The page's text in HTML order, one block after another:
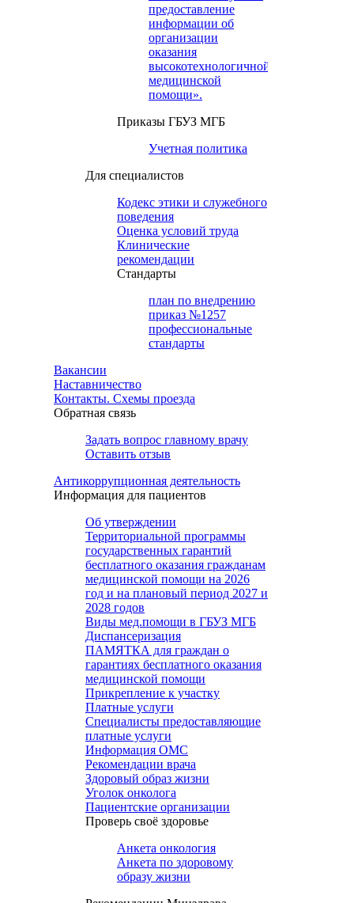
предоставление
информации об
организации
оказания
высокотехнологичной
медицинской
помощи».
Приказы ГБУЗ МГБ
Учетная политика
Для специалистов
Кодекс этики и служебного
поведения
Оценка условий труда
Клинические
рекомендации
Cтандарты
план по внедрению
приказ №1257
профессиональные
стандарты
Вакансии
Наставничество
Контакты. Схемы проезда
Обратная связь
Задать вопрос главному врачу
Оставить отзыв
Антикоррупционная деятельность
Информация для пациентов
Об утверждении
Территориальной программы
государственных гарантий
бесплатного оказания гражданам
медицинской помощи на 2026
год и на плановый период 2027 и
2028 годов
Виды мед.помощи в ГБУЗ МГБ
Диспансеризация
ПАМЯТКА для граждан о
гарантиях бесплатного оказания
медицинской помощи
Прикрепление к участку
Платные услуги
Специалисты предоставляющие
платные услуги
Информация ОМС
Рекомендации врача
Здоровый образ жизни
Уголок онколога
Пациентские организации
Проверь своё здоровье
Анкета онкология
Анкета по здоровому
образу жизни